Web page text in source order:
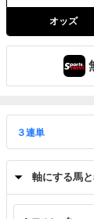
オッズ
軸にする馬